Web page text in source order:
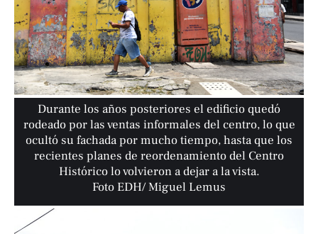
Durante los años posteriores el edificio quedó
rodeado por las ventas informales del centro, lo que
ocultó su fachada por mucho tiempo, hasta que los
recientes planes de reordenamiento del Centro
Histórico lo volvieron a dejar a la vista.
Foto EDH/ Miguel Lemus